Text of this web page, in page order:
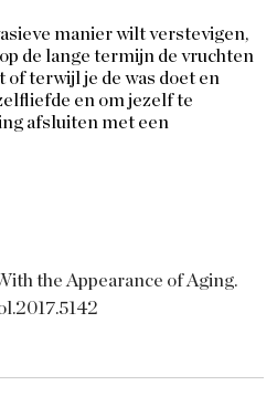
manier wilt verstevigen,
de lange termijn de vruchten
of terwijl je de was doet en
en om jezelf te
afsluiten met een
the Appearance of Aging.